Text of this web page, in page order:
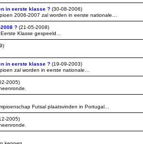
in eerste klasse ? (30-08-2006)
2006-2007 zal worden in eerste nationale…
? (21-05-2008)
Klasse gespeeld...
in eerste klasse ? (19-09-2003)
zal worden in eerste nationale…
2005)
Futsal plaatsvinden in Portugal...
2005)